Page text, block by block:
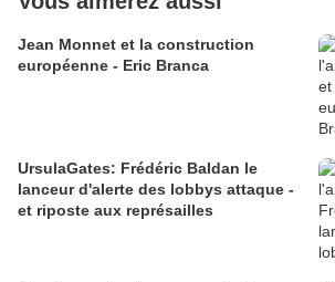
Jean Monnet et la construction
européenne - Eric Branca
UrsulaGates: Frédéric Baldan le
lanceur d'alerte des lobbys attaque -
et riposte aux représailles